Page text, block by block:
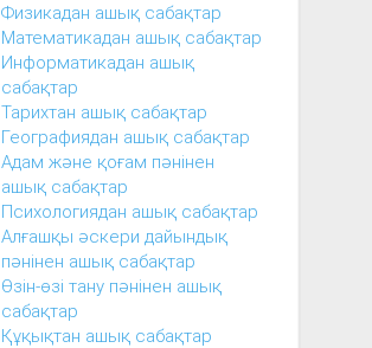
Физикадан ашық сабақтар
Математикадан ашық сабақтар
Информатикадан ашық
сабақтар
Тарихтан ашық сабақтар
Географиядан ашық сабақтар
Адам және қоғам пәнінен
ашық сабақтар
Психологиядан ашық сабақтар
Алғашқы әскери дайындық
пәнінен ашық сабақтар
Өзін-өзі тану пәнінен ашық
сабақтар
Құқықтан ашық сабақтар